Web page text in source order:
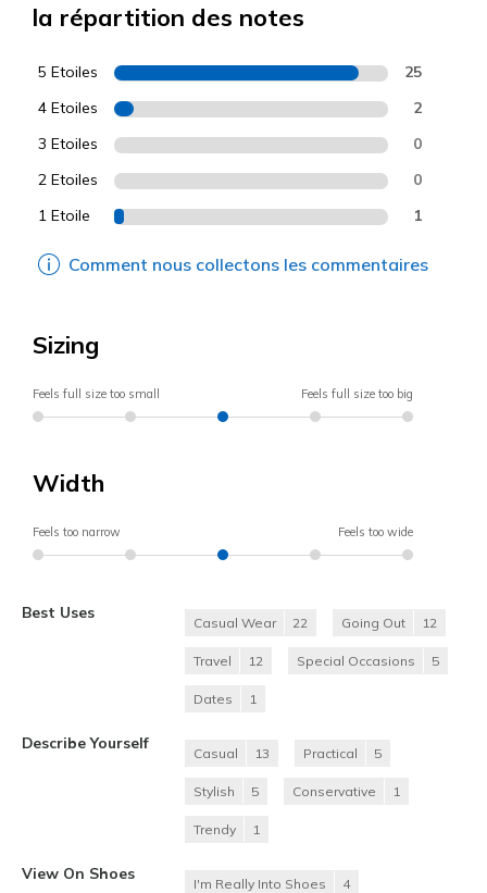
la répartition des notes
5 Etoiles 25
4 Etoiles 2
3 Etoiles 0
2 Etoiles 0
1 Etoile 1
Comment nous collectons les commentaires
Sizing
Feels full size too small Feels full size too big
Width
Feels too narrow Feels too wide
Best Uses
Casual Wear 22 Going Out 12
Travel 12 Special Occasions 5
Dates 1
Describe Yourself
Casual 13 Practical 5
Stylish 5 Conservative 1
Trendy 1
View On Shoes
I'm Really Into Shoes 4